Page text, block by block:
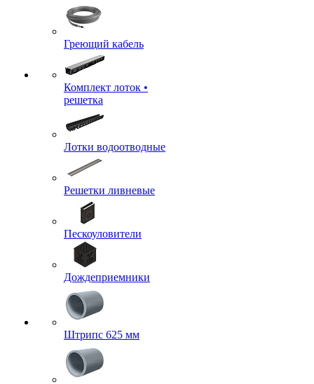
Греющий кабель
Комплект лоток •
решетка
Лотки водоотводные
Решетки ливневые
Пескоуловители
Дождеприемники
Штрипс 625 мм